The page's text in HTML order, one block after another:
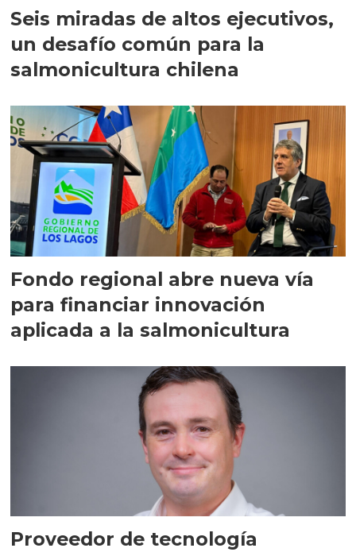
Seis miradas de altos ejecutivos,
un desafío común para la
salmonicultura chilena
Fondo regional abre nueva vía
para financiar innovación
aplicada a la salmonicultura
Proveedor de tecnología